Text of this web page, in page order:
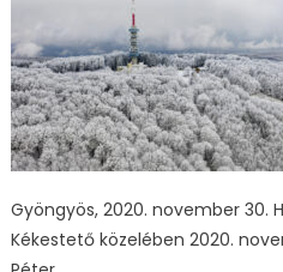
Gyöngyös, 2020. november 30.
Kékestető közelében 2020.